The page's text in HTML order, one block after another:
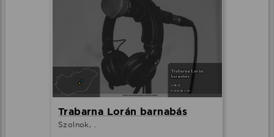
Trabarna Lorán barnabás
Szolnok, .